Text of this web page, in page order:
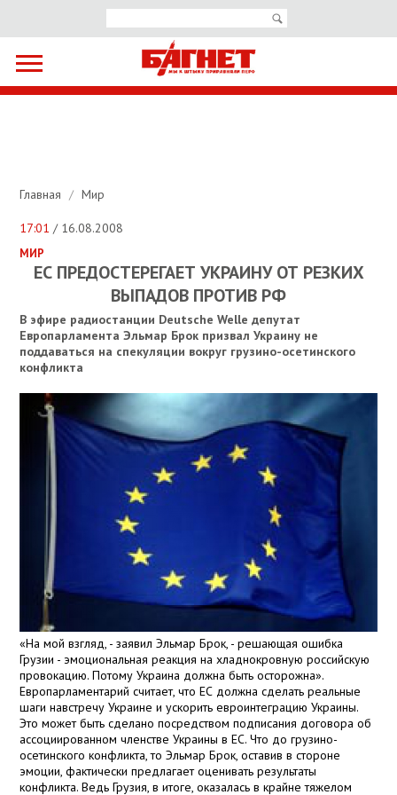
Главная / Мир
17:01 / 16.08.2008
МИР
ЕС ПРЕДОСТЕРЕГАЕТ УКРАИНУ ОТ РЕЗКИХ
ВЫПАДОВ ПРОТИВ РФ
В эфире радиостанции Deutsche Welle депутат
Европарламента Эльмар Брок призвал Украину не
поддаваться на спекуляции вокруг грузино-осетинского
конфликта
«На мой взгляд, - заявил Эльмар Брок, - решающая ошибка
Грузии - эмоциональная реакция на хладнокровную российскую
провокацию. Потому Украина должна быть осторожна».
Европарламентарий считает, что ЕС должна сделать реальные
шаги навстречу Украине и ускорить евроинтеграцию Украины.
Это может быть сделано посредством подписания договора об
ассоциированном членстве Украины в ЕС. Что до грузино-
осетинского конфликта, то Эльмар Брок, оставив в стороне
эмоции, фактически предлагает оценивать результаты
конфликта. Ведь Грузия, в итоге, оказалась в крайне тяжелом